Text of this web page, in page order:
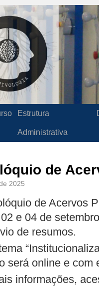
Estrutura
Administrativa
de
2025
de Acervos
e 04 de
de resumos.
será online e com
informações,